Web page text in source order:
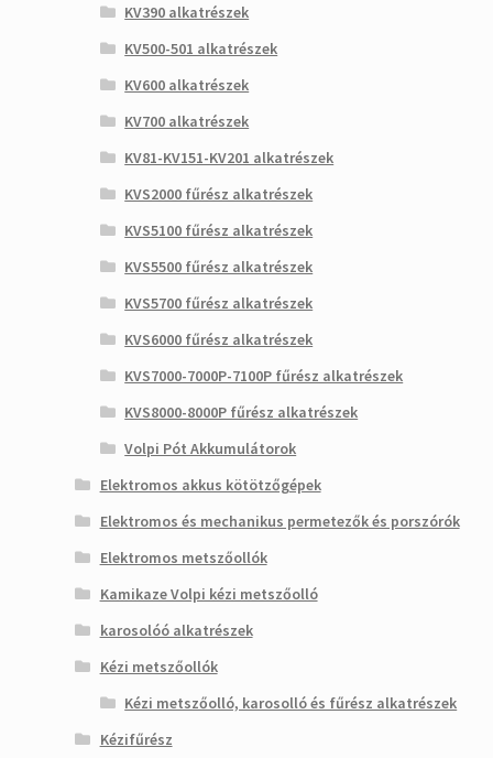
KV390 alkatrészek
KV500-501 alkatrészek
KV600 alkatrészek
KV700 alkatrészek
KV81-KV151-KV201 alkatrészek
KVS2000 fűrész alkatrészek
KVS5100 fűrész alkatrészek
KVS5500 fűrész alkatrészek
KVS5700 fűrész alkatrészek
KVS6000 fűrész alkatrészek
KVS7000-7000P-7100P fűrész alkatrészek
KVS8000-8000P fűrész alkatrészek
Volpi Pót Akkumulátorok
Elektromos akkus kötötzőgépek
Elektromos és mechanikus permetezők és porszórók
Elektromos metszőollók
Kamikaze Volpi kézi metszőolló
karosolóó alkatrészek
Kézi metszőollók
Kézi metszőolló, karosolló és fűrész alkatrészek
Kézifűrész